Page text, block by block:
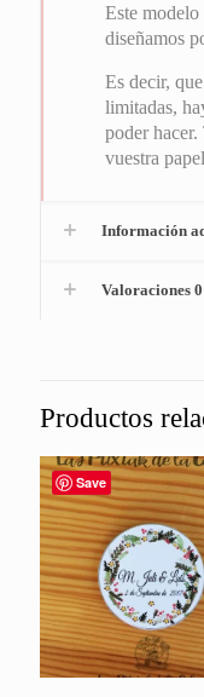
Este modelo
diseñamos
Es decir,
limitadas,
poder
vuestra
Información
Valoraciones 0
Productos
Save